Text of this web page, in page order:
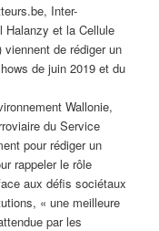
Inter-
Halanzy et la Cellule
de rédiger un
de juin 2019 et du
Wallonie,
du Service
pour rédiger un
rappeler le rôle
aux défis sociétaux
« une meilleure
par les